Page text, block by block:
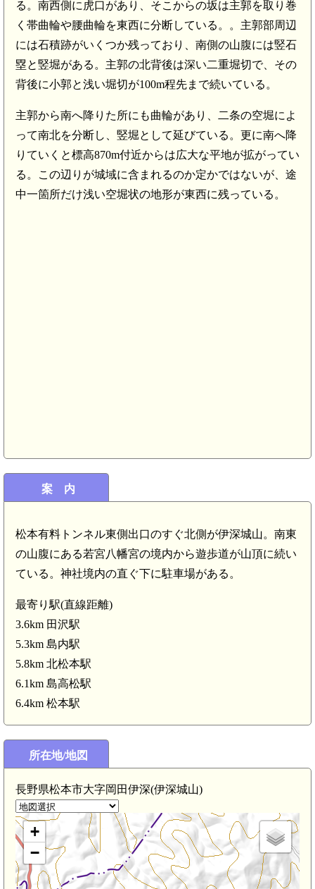
る。南西側に虎口があり、そこからの坂は主郭を取り巻
く帯曲輪や腰曲輪を東西に分断している。。主郭部周辺
には石積跡がいくつか残っており、南側の山腹には竪石
塁と竪堀がある。主郭の北背後は深い二重堀切で、その
背後に小郭と浅い堀切が100m程先まで続いている。
主郭から南へ降りた所にも曲輪があり、二条の空堀によ
って南北を分断し、竪堀として延びている。更に南へ降
りていくと標高870m付近からは広大な平地が拡がってい
る。この辺りが城域に含まれるのか定かではないが、途
中一箇所だけ浅い空堀状の地形が東西に残っている。
案 内
松本有料トンネル東側出口のすぐ北側が伊深城山。南東
の山腹にある若宮八幡宮の境内から遊歩道が山頂に続い
ている。神社境内の直ぐ下に駐車場がある。
最寄り駅(直線距離)
3.6km 田沢駅
5.3km 島内駅
5.8km 北松本駅
6.1km 島高松駅
6.4km 松本駅
所在地/地図
長野県松本市大字岡田伊深(伊深城山)
+
−